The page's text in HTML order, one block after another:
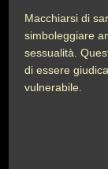
Macchiarsi di
simboleggiare
sessualità.
di essere
vulnerabile.